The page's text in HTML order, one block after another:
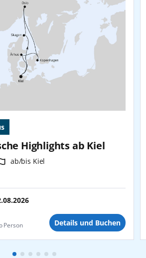
Highlights ab Kiel
Hafen:
ab/bis Kiel
Person Details und Buchen